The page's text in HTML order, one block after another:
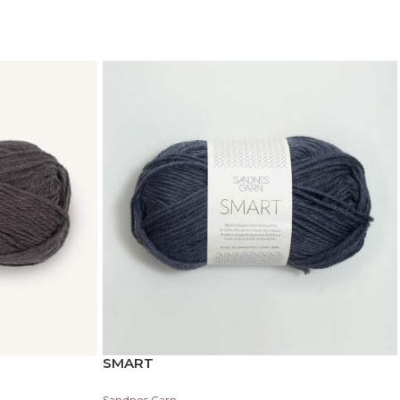
SMART